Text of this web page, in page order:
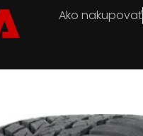
Ako nakupovať